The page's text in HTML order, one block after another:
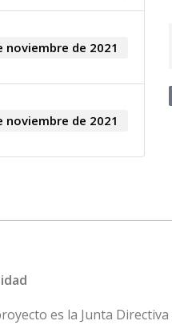
noviembre de 2021
noviembre de 2021
es la Junta